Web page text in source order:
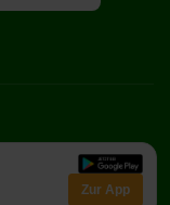
Zur App